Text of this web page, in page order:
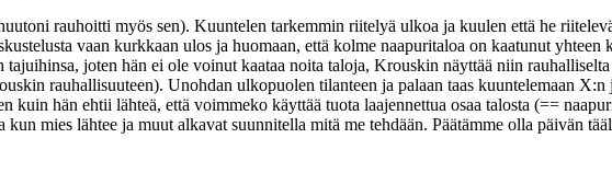
rauhoitti myös sen). Kuuntelen tarkemmin riitelyä ulkoa ja kuulen että he
vaan kurkkaan ulos ja huomaan, että kolme naapuritaloa on kaatunut yhteen
joten hän ei ole voinut kaataa noita taloja, Krouskin näyttää niin
rauhallisuuteen). Unohdan ulkopuolen tilanteen ja palaan taas kuuntelemaan X:n
kuin hän ehtii lähteä, että voimmeko käyttää tuota laajennettua osaa talosta (==
mies lähtee ja muut alkavat suunnitella mitä me tehdään. Päätämme olla päivän